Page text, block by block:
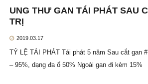
UNG THƯ GAN TÁI PHÁT SAU
TRỊ
2019.03.17
TỶ LỆ TÁI PHÁT Tái phát 5 năm Sau cắt gan
– 95%, dạng đa ổ 50% Ngoài gan đi kèm 15%